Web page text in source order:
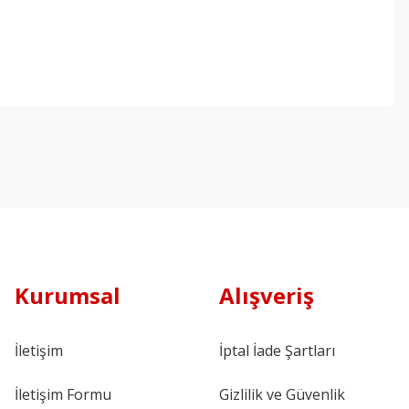
Kurumsal
İletişim
İletişim Formu
Alışveriş
İptal İade Şartları
Gizlilik ve Güvenlik